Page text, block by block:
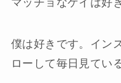
マッチョなゲイは好
僕は好きです。イン
ローして毎日見てい